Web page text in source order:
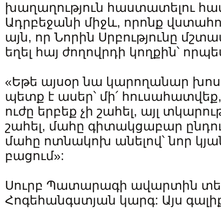
խաղաղություն հաստատելու
Ադրբեջանի միջև, որոնք
այն, որ Նորին Սրբությունը
եղել հայ ժողովրդի կողքին՝
«Եթե այսօր նա կարողանար
պետք է ասեր՝ մի՛
ուժը երբեք չի շահել, այլ
շահել, մահը գիտակցաբար
մահը ոտնակոխ անելով՝ նոր
բացում»:
Սուրբ Պատարագի ավարտին
Հոգեհանգստյան կարգ: Այս